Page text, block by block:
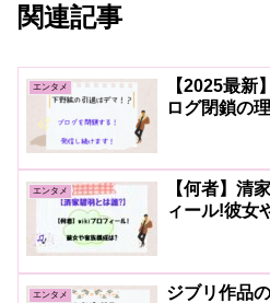
関連記事
エンタメ
【2025最新
ログ閉鎖の
エンタメ
【何者】清
ィール!彼女
エンタメ
ジブリ作品